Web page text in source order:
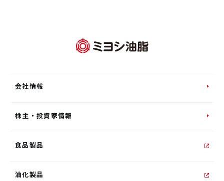
会社情報
株主・投資家情報
食品製品
油化製品